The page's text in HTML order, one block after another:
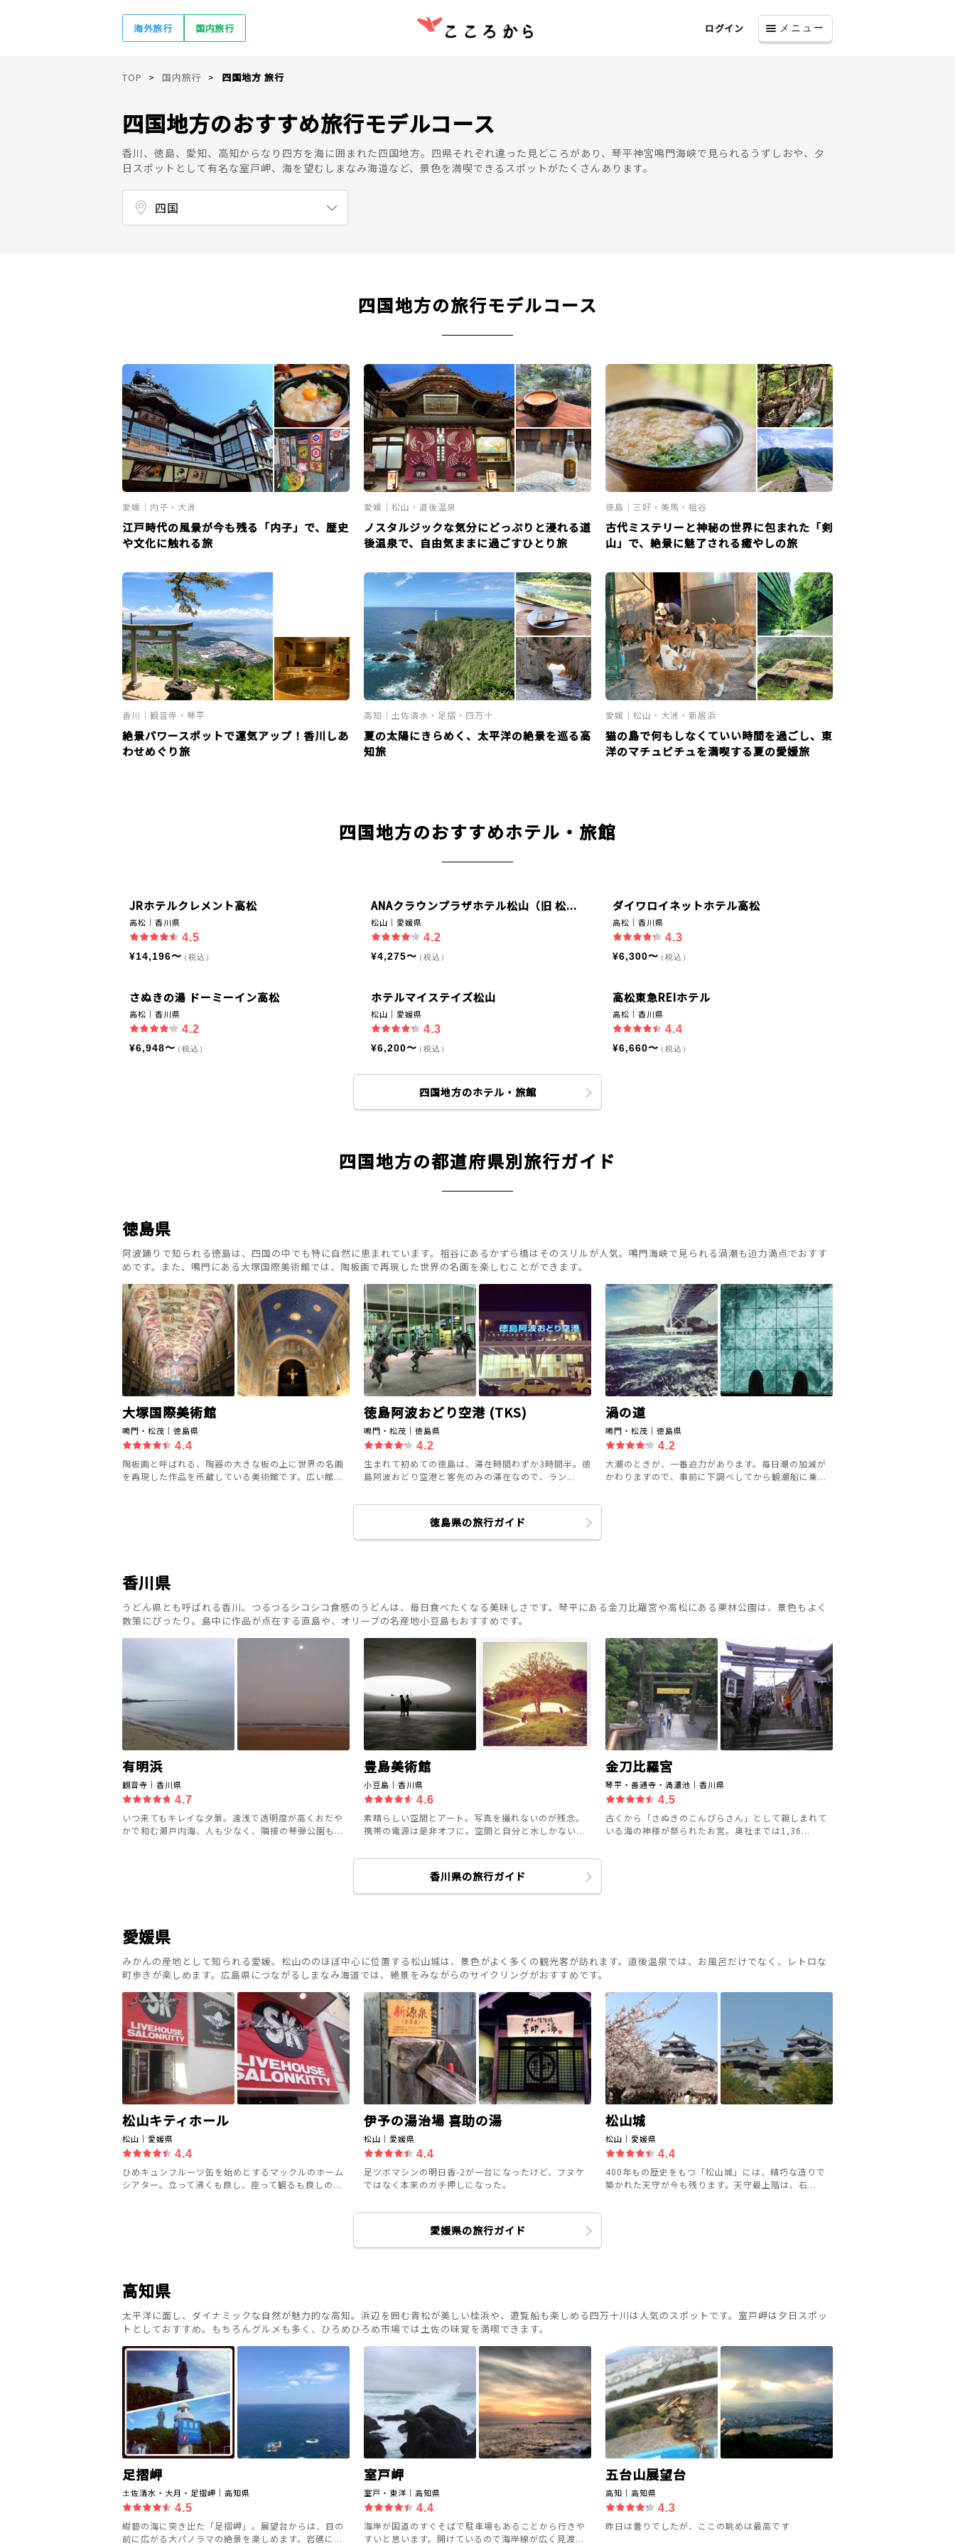
海外旅行 国内旅行 ログイン メニュー
TOP 国内旅行 四国地方 旅行
四国地方のおすすめ旅行モデルコース
香川、徳島、愛知、高知からなり四方を海に囲まれた四国地方。四県それぞれ違った見どころがあり、琴平神宮鳴門海峡で見られるうずしおや、夕
日スポットとして有名な室戸岬、海を望むしまなみ海道など、景色を満喫できるスポットがたくさんあります。
四国
四国地方の旅行モデルコース
愛媛｜内子・大洲
江戸時代の風景が今も残る「内子」で、歴史
や文化に触れる旅
愛媛｜松山・道後温泉
ノスタルジックな気分にどっぷりと浸れる道
後温泉で、自由気ままに過ごすひとり旅
徳島｜三好・美馬・祖谷
古代ミステリーと神秘の世界に包まれた「剣
山」で、絶景に魅了される癒やしの旅
香川｜観音寺・琴平
絶景パワースポットで運気アップ！香川しあ
わせめぐり旅
高知｜土佐清水・足摺・四万十
夏の太陽にきらめく、太平洋の絶景を巡る高
知旅
愛媛｜松山・大洲・新居浜
猫の島で何もしなくていい時間を過ごし、東
洋のマチュピチュを満喫する夏の愛媛旅
四国地方のおすすめホテル・旅館
JRホテルクレメント高松
高松｜香川県
4.5
¥14,196〜（税込）
ANAクラウンプラザホテル松山（旧 松...
松山｜愛媛県
4.2
¥4,275〜（税込）
ダイワロイネットホテル高松
高松｜香川県
4.3
¥6,300〜（税込）
さぬきの湯 ドーミーイン高松
高松｜香川県
4.2
¥6,948〜（税込）
ホテルマイステイズ松山
松山｜愛媛県
4.3
¥6,200〜（税込）
高松東急REIホテル
高松｜香川県
4.4
¥6,660〜（税込）
四国地方のホテル・旅館
四国地方の都道府県別旅行ガイド
徳島県
阿波踊りで知られる徳島は、四国の中でも特に自然に恵まれています。祖谷にあるかずら橋はそのスリルが人気。鳴門海峡で見られる渦潮も迫力満点でおすす
めです。また、鳴門にある大塚国際美術館では、陶板画で再現した世界の名画を楽しむことができます。
大塚国際美術館
鳴門・松茂｜徳島県
4.4
陶板画と呼ばれる、陶器の大きな板の上に世界の名画
を再現した作品を所蔵している美術館です。広い館...
徳島阿波おどり空港 (TKS)
鳴門・松茂｜徳島県
4.2
生まれて初めての徳島は、滞在時間わずか3時間半。徳
島阿波おどり空港と客先のみの滞在なので、ラン...
渦の道
鳴門・松茂｜徳島県
4.2
大潮のときが、一番迫力があります。毎日潮の加減が
かわりますので、事前に下調べしてから観潮船に乗...
徳島県の旅行ガイド
香川県
うどん県とも呼ばれる香川。つるつるシコシコ食感のうどんは、毎日食べたくなる美味しさです。琴平にある金刀比羅宮や高松にある栗林公園は、景色もよく
散策にぴったり。島中に作品が点在する直島や、オリーブの名産地小豆島もおすすめです。
有明浜
観音寺｜香川県
4.7
いつ来てもキレイな夕景。遠浅で透明度が高くおだや
かで和む瀬戸内海、人も少なく、隣接の琴弾公園も...
豊島美術館
小豆島｜香川県
4.6
素晴らしい空間とアート。写真を撮れないのが残念。
携帯の電源は是非オフに。空間と自分と水しかない...
金刀比羅宮
琴平・善通寺・満濃池｜香川県
4.5
古くから「さぬきのこんぴらさん」として親しまれて
いる海の神様が祭られたお宮。奥社までは1,36...
香川県の旅行ガイド
愛媛県
みかんの産地として知られる愛媛。松山ののほぼ中心に位置する松山城は、景色がよく多くの観光客が訪れます。道後温泉では、お風呂だけでなく、レトロな
町歩きが楽しめます。広島県につながるしまなみ海道では、絶景をみながらのサイクリングがおすすめです。
松山キティホール
松山｜愛媛県
4.4
ひめキュンフルーツ缶を始めとするマックルのホーム
シアター。立って沸くも良し、座って観るも良しの...
伊予の湯治場 喜助の湯
松山｜愛媛県
4.4
足ツボマシンの明日香-2が一台になったけど、フヌケ
ではなく本来のガチ押しになった。
松山城
松山｜愛媛県
4.4
400年もの歴史をもつ「松山城」には、精巧な造りで
築かれた天守が今も残ります。天守最上階は、石...
愛媛県の旅行ガイド
高知県
太平洋に面し、ダイナミックな自然が魅力的な高知。浜辺を囲む青松が美しい桂浜や、遊覧船も楽しめる四万十川は人気のスポットです。室戸岬は夕日スポッ
トとしておすすめ。もちろんグルメも多く、ひろめひろめ市場では土佐の味覚を満喫できます。
足摺岬
土佐清水・大月・足摺岬｜高知県
4.5
紺碧の海に突き出た「足摺岬」。展望台からは、目の
前に広がる大パノラマの絶景を楽しめます。岩礁に...
室戸岬
室戸・東洋｜高知県
4.4
海岸が国道のすぐそばで駐車場もあることから行きや
すいと思います。開けているので海岸線が広く見渡...
五台山展望台
高知｜高知県
4.3
昨日は曇りでしたが、ここの眺めは最高です